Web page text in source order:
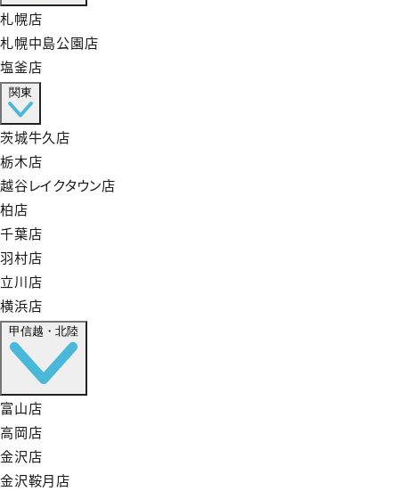
札幌店
札幌中島公園店
塩釜店
関東
茨城牛久店
栃木店
越谷レイクタウン店
柏店
千葉店
羽村店
立川店
横浜店
甲信越・北陸
富山店
高岡店
金沢店
金沢鞍月店